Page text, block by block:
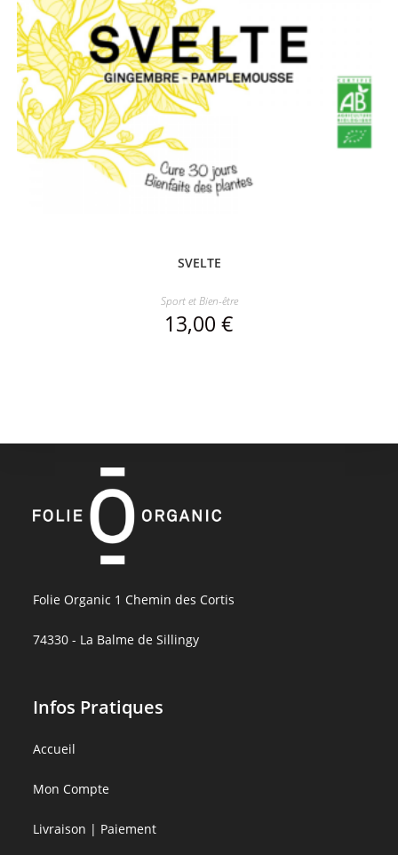
SVELTE
Sport et Bien-être
13,00 €
Folie Organic 1 Chemin des Cortis
74330 - La Balme de Sillingy
Infos Pratiques
Accueil
Mon Compte
Livraison | Paiement